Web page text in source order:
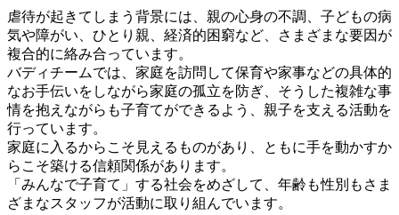
虐待が起きてしまう背景には、親の心身の不調、子どもの病
気や障がい、ひとり親、経済的困窮など、さまざまな要因が
複合的に絡み合っています。
バディチームでは、家庭を訪問して保育や家事などの具体的
なお手伝いをしながら家庭の孤立を防ぎ、そうした複雑な事
情を抱えながらも子育てができるよう、親子を支える活動を
行っています。
家庭に入るからこそ見えるものがあり、ともに手を動かすか
らこそ築ける信頼関係があります。
「みんなで子育て」する社会をめざして、年齢も性別もさま
ざまなスタッフが活動に取り組んでいます。